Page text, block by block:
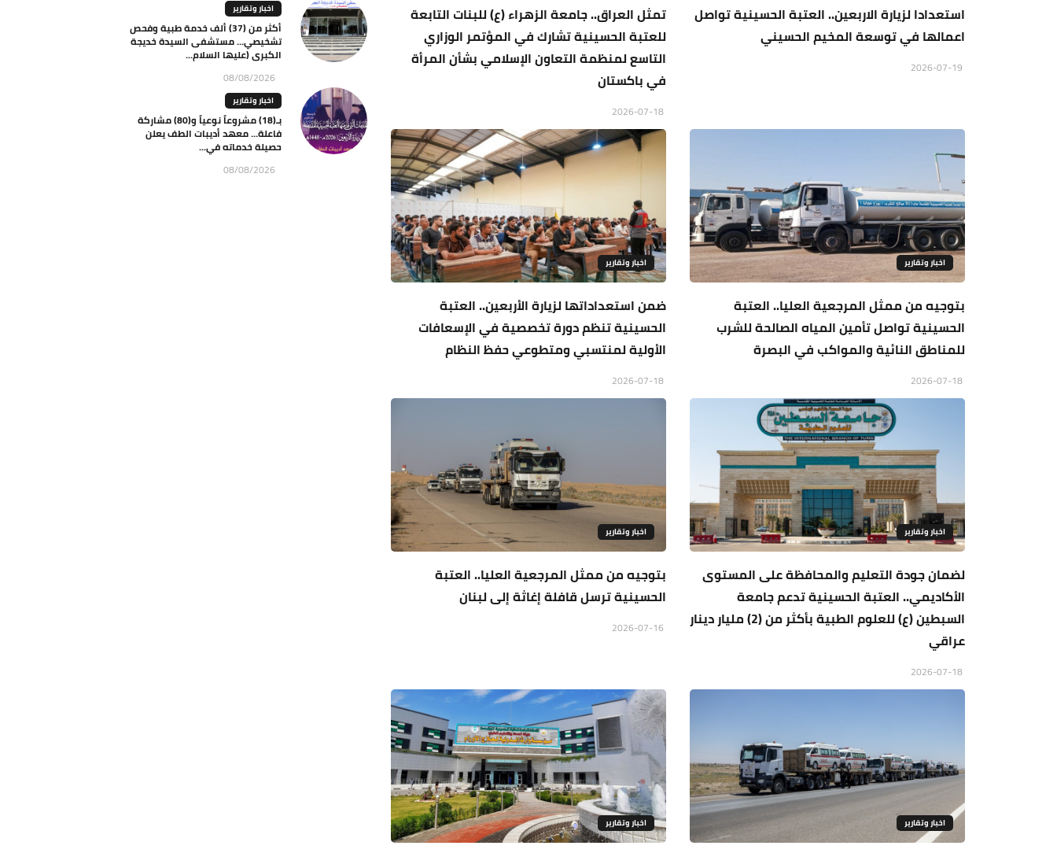
استعدادا لزيارة الاربعين.. العتبة الحسينية تواصل
اعمالها في توسعة المخيم الحسيني
تمثل العراق.. جامعة الزهراء (ع) للبنات التابعة
للعتبة الحسينية تشارك في المؤتمر الوزاري
التاسع لمنظمة التعاون الإسلامي بشأن المرأة
في باكستان
اخبار وتقارير
بتوجيه من ممثل المرجعية العليا.. العتبة
الحسينية تواصل تأمين المياه الصالحة للشرب
للمناطق النائية والمواكب في البصرة
اخبار وتقارير
ضمن استعداداتها لزيارة الأربعين.. العتبة
الحسينية تنظم دورة تخصصية في الإسعافات
الأولية لمنتسبي ومتطوعي حفظ النظام
اخبار وتقارير
لضمان جودة التعليم والمحافظة على المستوى
الأكاديمي.. العتبة الحسينية تدعم جامعة
السبطين (ع) للعلوم الطبية بأكثر من (2) مليار دينار
عراقي
اخبار وتقارير
بتوجيه من ممثل المرجعية العليا.. العتبة
الحسينية ترسل قافلة إغاثة إلى لبنان
اخبار وتقارير اخبار وتقارير
اخبار وتقارير
أكثر من (37) ألف خدمة طبية وفحص
تشخيصي… مستشفى السيدة خديجة
الكبرى (عليها السلام...
08/08/2026
اخبار وتقارير
بـ(18) مشروعاً نوعياً و(80) مشاركة
فاعلة… معهد أديبات الطف يعلن
حصيلة خدماته في...
08/08/2026